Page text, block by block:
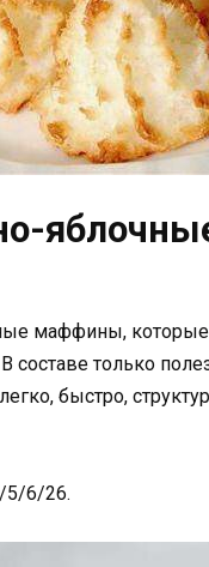
маффины, которые
составе только
быстро,
5/6/26.